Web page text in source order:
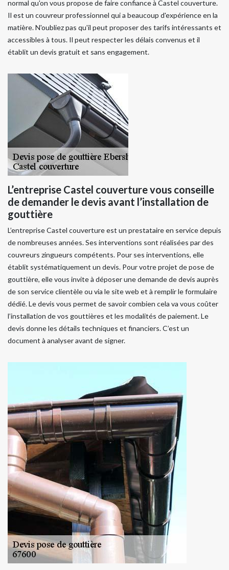
normal qu'on vous propose de faire confiance à Castel couverture.
Il est un couvreur professionnel qui a beaucoup d'expérience en la
matière. N'oubliez pas qu'il peut proposer des tarifs intéressants et
accessibles à tous. Il peut respecter les délais convenus et il
établit un devis gratuit et sans engagement.
L’entreprise Castel couverture vous conseille
de demander le devis avant l’installation de
gouttière
L’entreprise Castel couverture est un prestataire en service depuis
de nombreuses années. Ses interventions sont réalisées par des
couvreurs zingueurs compétents. Pour ses interventions, elle
établit systématiquement un devis. Pour votre projet de pose de
gouttière, elle vous invite à déposer une demande de devis auprès
de son service clientèle ou via le site web et à remplir le formulaire
dédié. Le devis vous permet de savoir combien cela va vous coûter
l’installation de vos gouttières et les modalités de paiement. Le
devis donne les détails techniques et financiers. C’est un
document à analyser avant de signer.